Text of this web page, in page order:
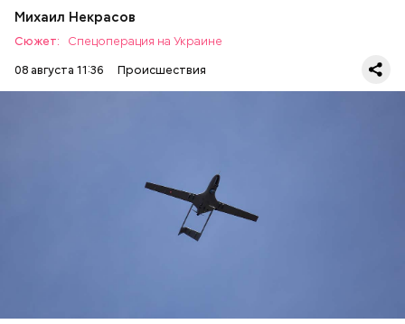
Михаил Некрасов
Сюжет:
Спецоперация на Украине
08 августа 11:36
Происшествия
Азовского моря были перехвачены и
беспилотников самолетного типа.
СЕРГЕЙ СОБЯНИН